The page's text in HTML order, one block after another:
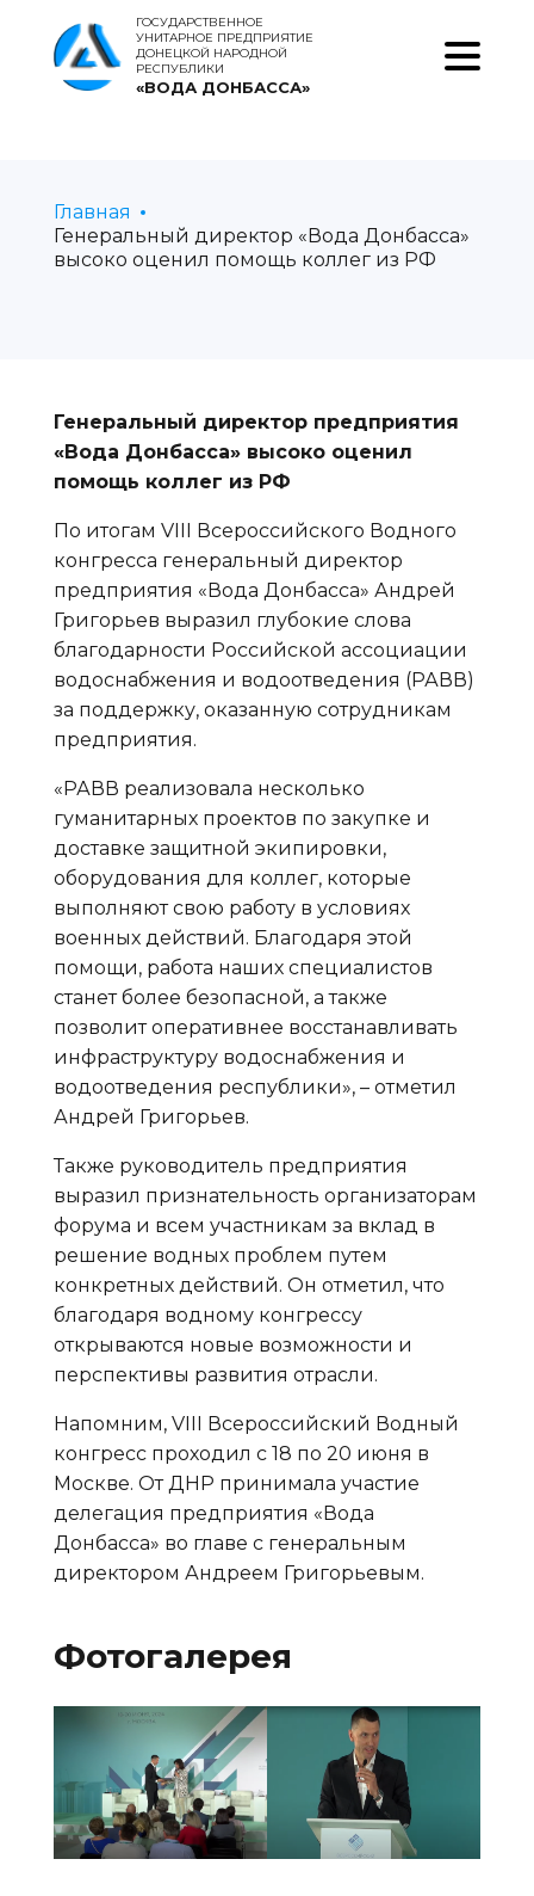
ГОСУДАРСТВЕННОЕ
УНИТАРНОЕ ПРЕДПРИЯТИЕ
ДОНЕЦКОЙ НАРОДНОЙ
РЕСПУБЛИКИ
«ВОДА ДОНБАССА»
Главная
Генеральный директор «Вода Донбасса»
высоко оценил помощь коллег из РФ
Генеральный директор предприятия
«Вода Донбасса» высоко оценил
помощь коллег из РФ
По итогам VIII Всероссийского Водного
конгресса генеральный директор
предприятия «Вода Донбасса» Андрей
Григорьев выразил глубокие слова
благодарности Российской ассоциации
водоснабжения и водоотведения (РАВВ)
за поддержку, оказанную сотрудникам
предприятия.
«РАВВ реализовала несколько
гуманитарных проектов по закупке и
доставке защитной экипировки,
оборудования для коллег, которые
выполняют свою работу в условиях
военных действий. Благодаря этой
помощи, работа наших специалистов
станет более безопасной, а также
позволит оперативнее восстанавливать
инфраструктуру водоснабжения и
водоотведения республики», – отметил
Андрей Григорьев.
Также руководитель предприятия
выразил признательность организаторам
форума и всем участникам за вклад в
решение водных проблем путем
конкретных действий. Он отметил, что
благодаря водному конгрессу
открываются новые возможности и
перспективы развития отрасли.
Напомним, VIII Всероссийский Водный
конгресс проходил с 18 по 20 июня в
Москве. От ДНР принимала участие
делегация предприятия «Вода
Донбасса» во главе с генеральным
директором Андреем Григорьевым.
Фотогалерея